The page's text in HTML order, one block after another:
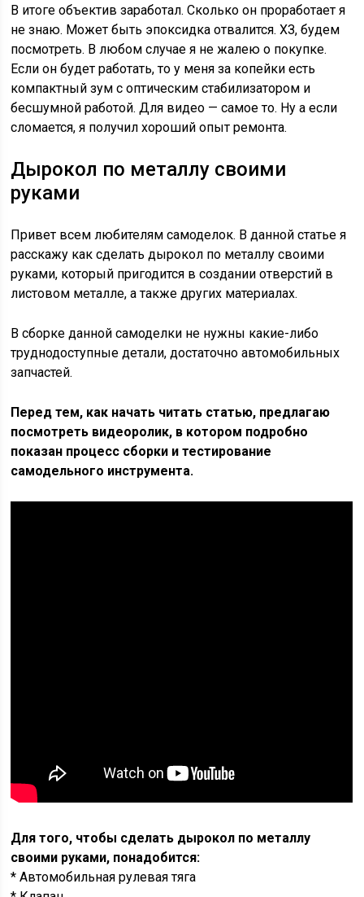
В итоге объектив заработал. Сколько он проработает я
не знаю. Может быть эпоксидка отвалится. ХЗ, будем
посмотреть. В любом случае я не жалею о покупке.
Если он будет работать, то у меня за копейки есть
компактный зум с оптическим стабилизатором и
бесшумной работой. Для видео — самое то. Ну а если
сломается, я получил хороший опыт ремонта.
Дырокол по металлу своими
руками
Привет всем любителям самоделок. В данной статье я
расскажу как сделать дырокол по металлу своими
руками, который пригодится в создании отверстий в
листовом металле, а также других материалах.
В сборке данной самоделки не нужны какие-либо
труднодоступные детали, достаточно автомобильных
запчастей.
Перед тем, как начать читать статью, предлагаю
посмотреть видеоролик, в котором подробно
показан процесс сборки и тестирование
самодельного инструмента.
Для того, чтобы сделать дырокол по металлу
своими руками, понадобится:
* Автомобильная рулевая тяга